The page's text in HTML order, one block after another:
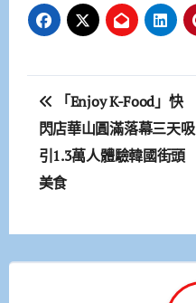
文
章
導
「Enjoy K-Food」快
閃店華山圓滿落幕三天吸
引1.3萬人體驗韓國街頭
美食